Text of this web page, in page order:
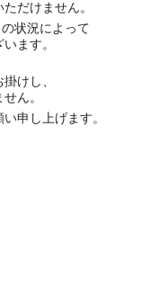
だけません。
状況によって
ます。
けし、
ん。
申し上げます。